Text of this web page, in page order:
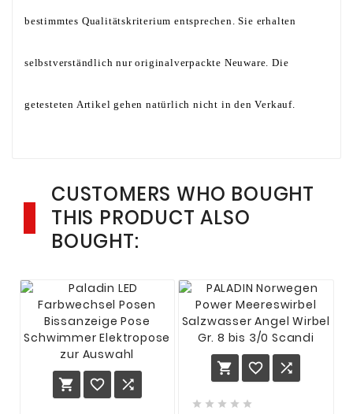
bestimmtes Qualitätskriterium entsprechen. Sie erhalten
selbstverständlich nur originalverpackte Neuware. Die
getesteten Artikel gehen natürlich nicht in den Verkauf.
CUSTOMERS WHO BOUGHT
THIS PRODUCT ALSO
BOUGHT:
  
  
    